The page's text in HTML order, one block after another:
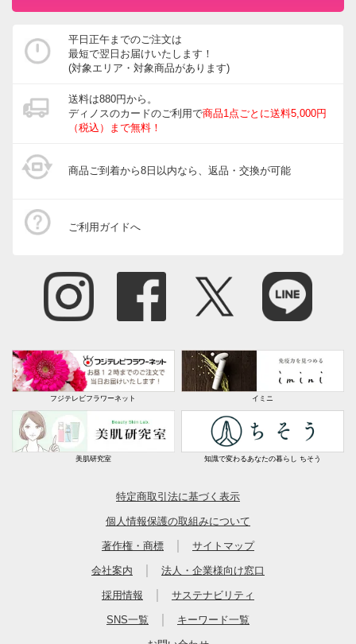
平日正午までのご注文は
最短で翌日お届けいたします！
(対象エリア・対象商品があります)
送料は880円から。
ディノスのカードのご利用で商品1点ごとに送料5,000円
（税込）まで無料！
商品ご到着から8日以内なら、返品・交換が可能
ご利用ガイドへ
フジテレビフラワーネット イミニ
美肌研究室 知識で変わるあなたの暮らし ちそう
特定商取引法に基づく表示
個人情報保護の取組みについて
著作権・商標 サイトマップ
会社案内 法人・企業様向け窓口
採用情報 サステナビリティ
SNS一覧 キーワード一覧